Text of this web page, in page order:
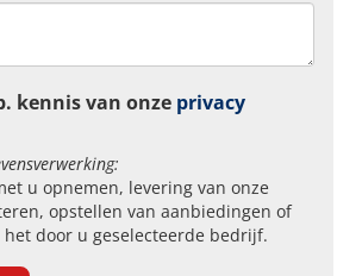
kennis van onze privacy
u opnemen, levering van onze
opstellen van aanbiedingen of
door u geselecteerde bedrijf.